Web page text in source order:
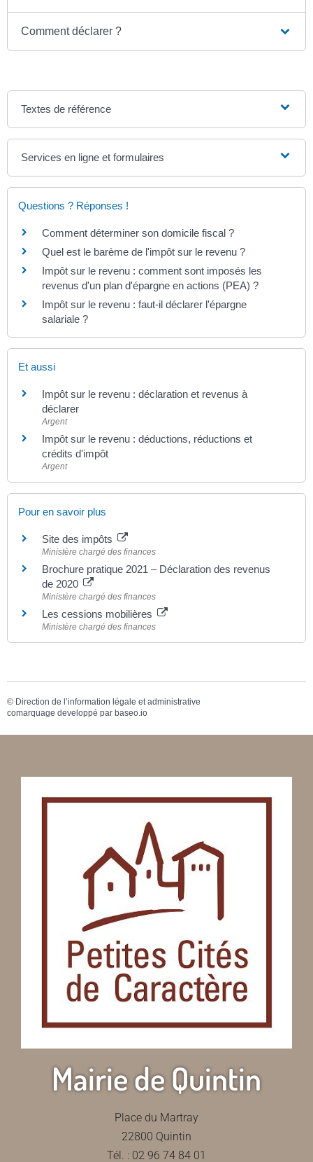
Comment déclarer ?
Textes de référence
Services en ligne et formulaires
Questions ? Réponses !
Comment déterminer son domicile fiscal ?
Quel est le barème de l'impôt sur le revenu ?
Impôt sur le revenu : comment sont imposés les
revenus d'un plan d'épargne en actions (PEA) ?
Impôt sur le revenu : faut-il déclarer l'épargne
salariale ?
Et aussi
Impôt sur le revenu : déclaration et revenus à
déclarer
Argent
Impôt sur le revenu : déductions, réductions et
crédits d'impôt
Argent
Pour en savoir plus
Site des impôts
Ministère chargé des finances
Brochure pratique 2021 – Déclaration des revenus
de 2020
Ministère chargé des finances
Les cessions mobilières
Ministère chargé des finances
© Direction de l’information légale et administrative
comarquage developpé par baseo.io
Mairie de Quintin
Place du Martray
22800 Quintin
Tél. : 02 96 74 84 01